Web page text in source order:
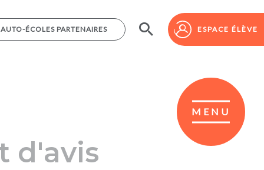
AUTO-ÉCOLES PARTENAIRES ESPACE ÉLÈVE
MENU
AUTO-ÉCOLES PARTENAIRES ESPACE ÉLÈVE
d'avis